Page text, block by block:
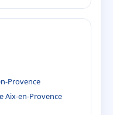
Provence
Aix-en-Provence